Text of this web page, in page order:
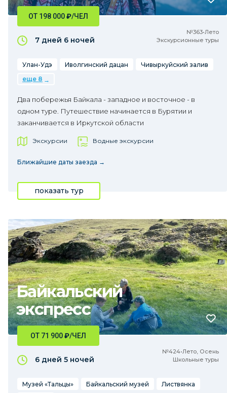
№363•Лето
Экскурсионные туры
ОТ 198 000₽/ЧЕЛ
7 дней 6 ночей
Улан-Удэ Иволгинский дацан
Чивыркуйский залив
еще 8
Два побережья Байкала - западное и восточное - в
одном туре. Путешествие начинается в Бурятии и
заканчивается в Иркутской области
Экскурсии Водные экскурсии
Ближайшие даты заезда →
показать тур
Байкальский
экспресс
№424•Лето, Осень
Школьные туры
ОТ 71 900₽/ЧЕЛ
6 дней 5 ночей
Музей «Тальцы» Байкальский музей
Листвянка